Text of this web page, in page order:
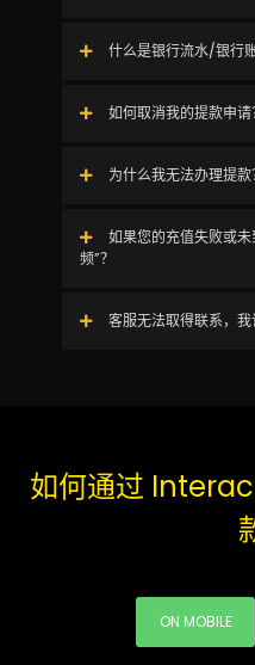
什么是银行流水/银行
如何取消我的提款申请
为什么我无法办理提款
如果您的充值失败或
频”？
客服无法取得联系，我
如何通过
ON MOBILE